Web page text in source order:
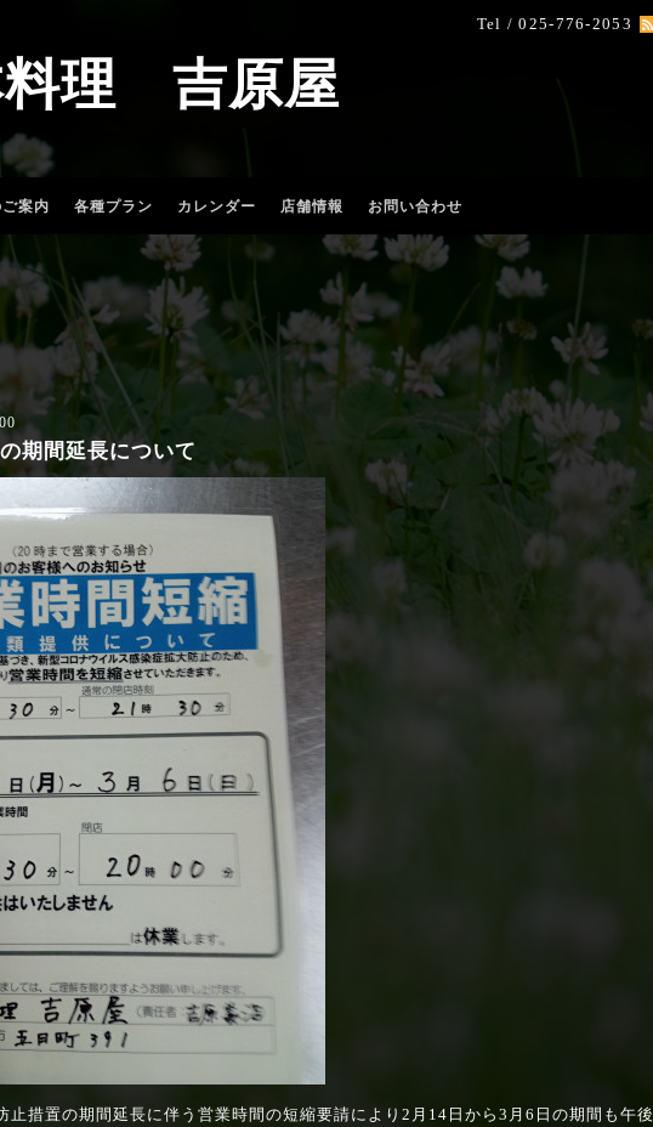
Tel / 025-776-2053
料理 吉原屋
案内 各種プラン カレンダー 店舗情報 お問い合わせ
期間延長について
措置の期間延長に伴う営業時間の短縮要請により2月14日から3月6日の期間も午後